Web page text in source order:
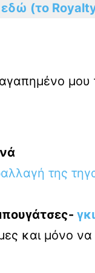
εδώ (το
μου
της
και μόνο